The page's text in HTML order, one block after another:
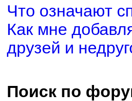
Что означают
Как мне
друзей и
Поиск по